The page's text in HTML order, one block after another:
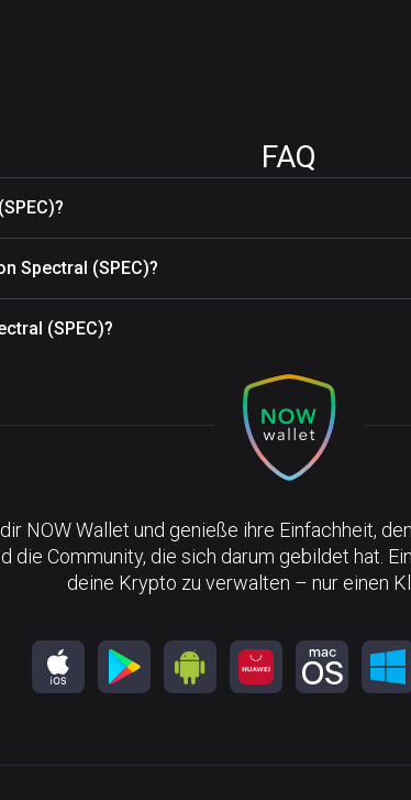
FAQ
Spectral (SPEC)?
(SPEC)?
NOW Wallet und genieße ihre Einfachheit,
die Community, die sich darum gebildet hat.
deine Krypto zu verwalten – nur einen